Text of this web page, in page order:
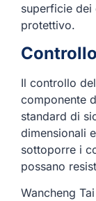
superficie dei
protettivo.
Il controllo
componente
standard di
dimensionali
sottoporre i
possano
Wancheng